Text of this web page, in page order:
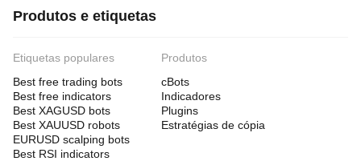
suportados
Quantidade
máx.
(lotes)
1
Produtos e etiquetas
Etiquetas populares
Best free trading bots
Best free indicators
Best XAGUSD bots
Best XAUUSD robots
EURUSD scalping bots
Best RSI indicators
Produtos
cBots
Indicadores
Plugins
Estratégias de cópia